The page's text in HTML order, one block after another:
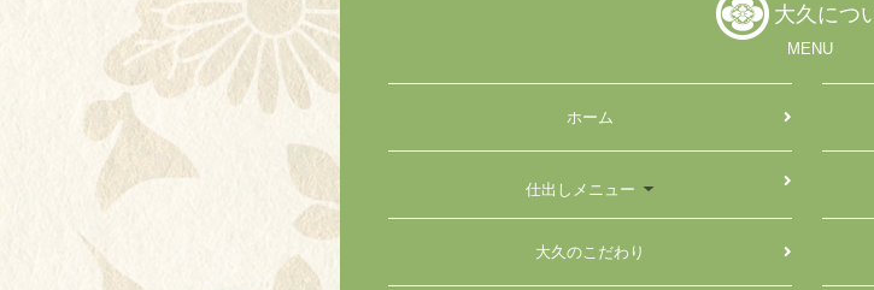
大久につ
MENU
ホーム
仕出しメニュー
大久のこだわり